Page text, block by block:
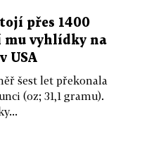
přes 1400
mu vyhlídky na
USA
šest let překonala
(oz; 31,1 gramu).